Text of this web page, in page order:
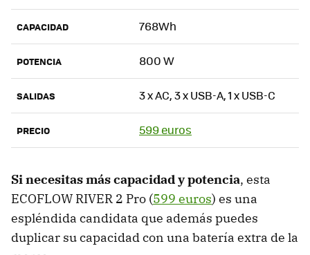
CAPACIDAD 768Wh
POTENCIA 800 W
SALIDAS 3 x AC, 3 x USB-A, 1 x USB-C
PRECIO 599 euros
Si necesitas más capacidad y potencia, esta
ECOFLOW RIVER 2 Pro (599 euros) es una
espléndida candidata que además puedes
duplicar su capacidad con una batería extra de la